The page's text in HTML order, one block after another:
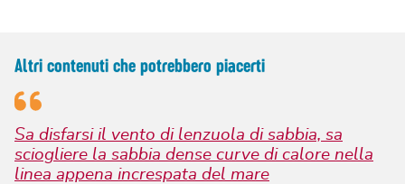
Altri contenuti che potrebbero piacerti
Sa disfarsi il vento di lenzuola di sabbia, sa
sciogliere la sabbia dense curve di calore nella
linea appena increspata del mare